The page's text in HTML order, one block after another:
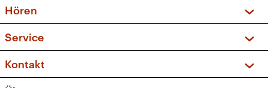
Sendungen und Podcasts
Musikliste
Kakadu – Das Kinderprogramm
Hören
Frequenzen (UKW + DAB+)
Service
FAQ
Apps
Kontakt